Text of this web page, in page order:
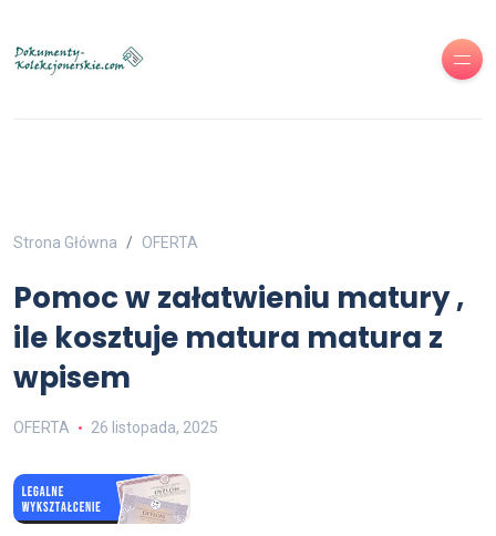
Strona Główna OFERTA
Pomoc w załatwieniu matury ,
ile kosztuje matura matura z
wpisem
OFERTA 26 listopada, 2025